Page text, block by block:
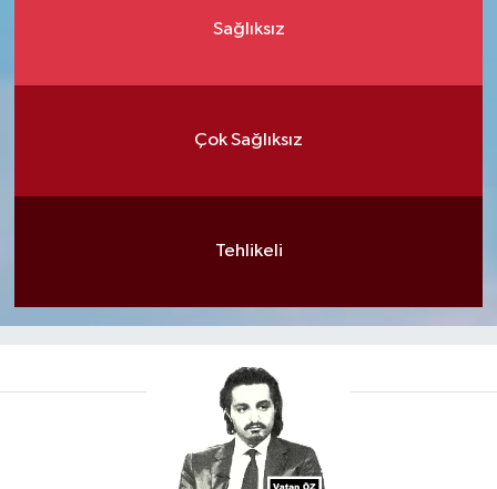
Sağlıksız
Çok Sağlıksız
Tehlikeli